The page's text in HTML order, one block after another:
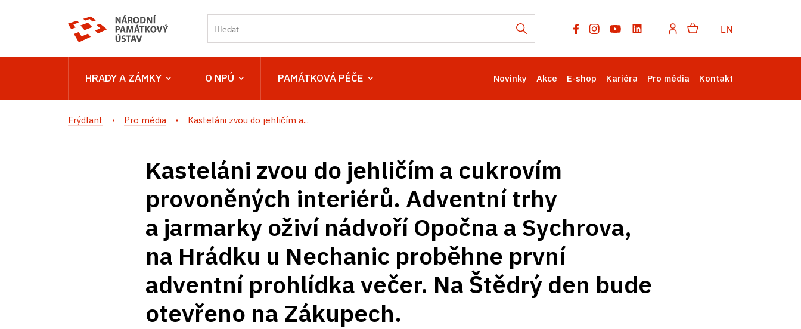
EN
HRADY A ZÁMKY O NPÚ PAMÁTKOVÁ PÉČE Novinky Akce E-shop Kariéra Pro média Kontakt
Frýdlant Pro média Kasteláni zvou do jehličím a...
Kasteláni zvou do jehličím a cukrovím
provoněných interiérů. Adventní trhy
a jarmarky oživí nádvoří Opočna a Sychrova,
na Hrádku u Nechanic proběhne první
adventní prohlídka večer. Na Štědrý den bude
otevřeno na Zákupech.